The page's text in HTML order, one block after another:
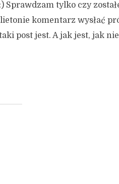
tylko czy
komentarz wysłać
post jest. A jak jest, jak